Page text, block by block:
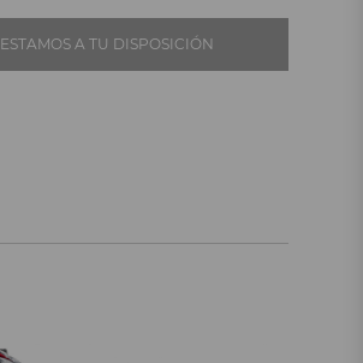
ESTAMOS A TU DISPOSICIÓN